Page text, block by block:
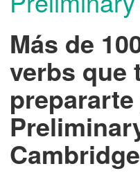
Más de
verbs que
Cambridge